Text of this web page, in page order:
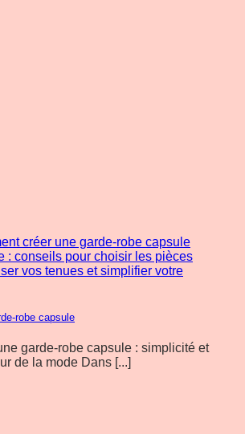
robe capsule
garde-robe capsule : simplicité et
de la mode Dans [...]